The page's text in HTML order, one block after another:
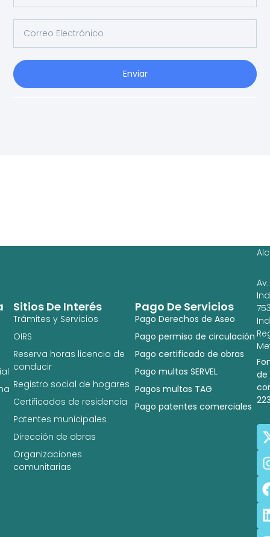
Enviar
Pago De Servicios
Pago Derechos de Aseo
Pago permiso de circulación
Pago certificado de obras
Pago multas SERVEL
Pagos multas TAG
Pago patentes comerciales
Sitios De Interés
Trámites y Servicios
OIRS
Reserva horas licencia de
conducir
Registro social de hogares
Certificados de residencia
Patentes municipales
Dirección de obras
Organizaciones
comunitarias
Av.
de